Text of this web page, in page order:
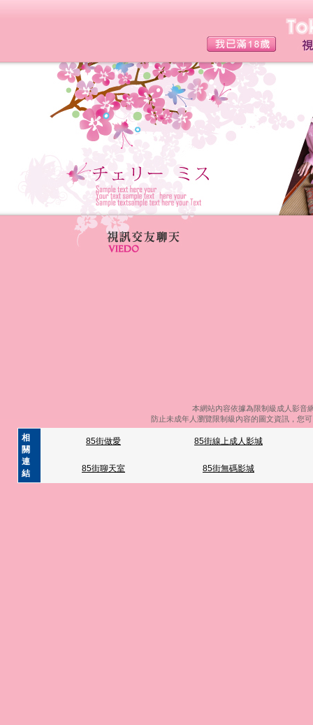
本網站內容依據為限制級成人影音
防止未成年人瀏覽限制級內容的圖文資訊，您
相
關
連
結
85街做愛 85街線上成人影城
85街聊天室 85街無碼影城